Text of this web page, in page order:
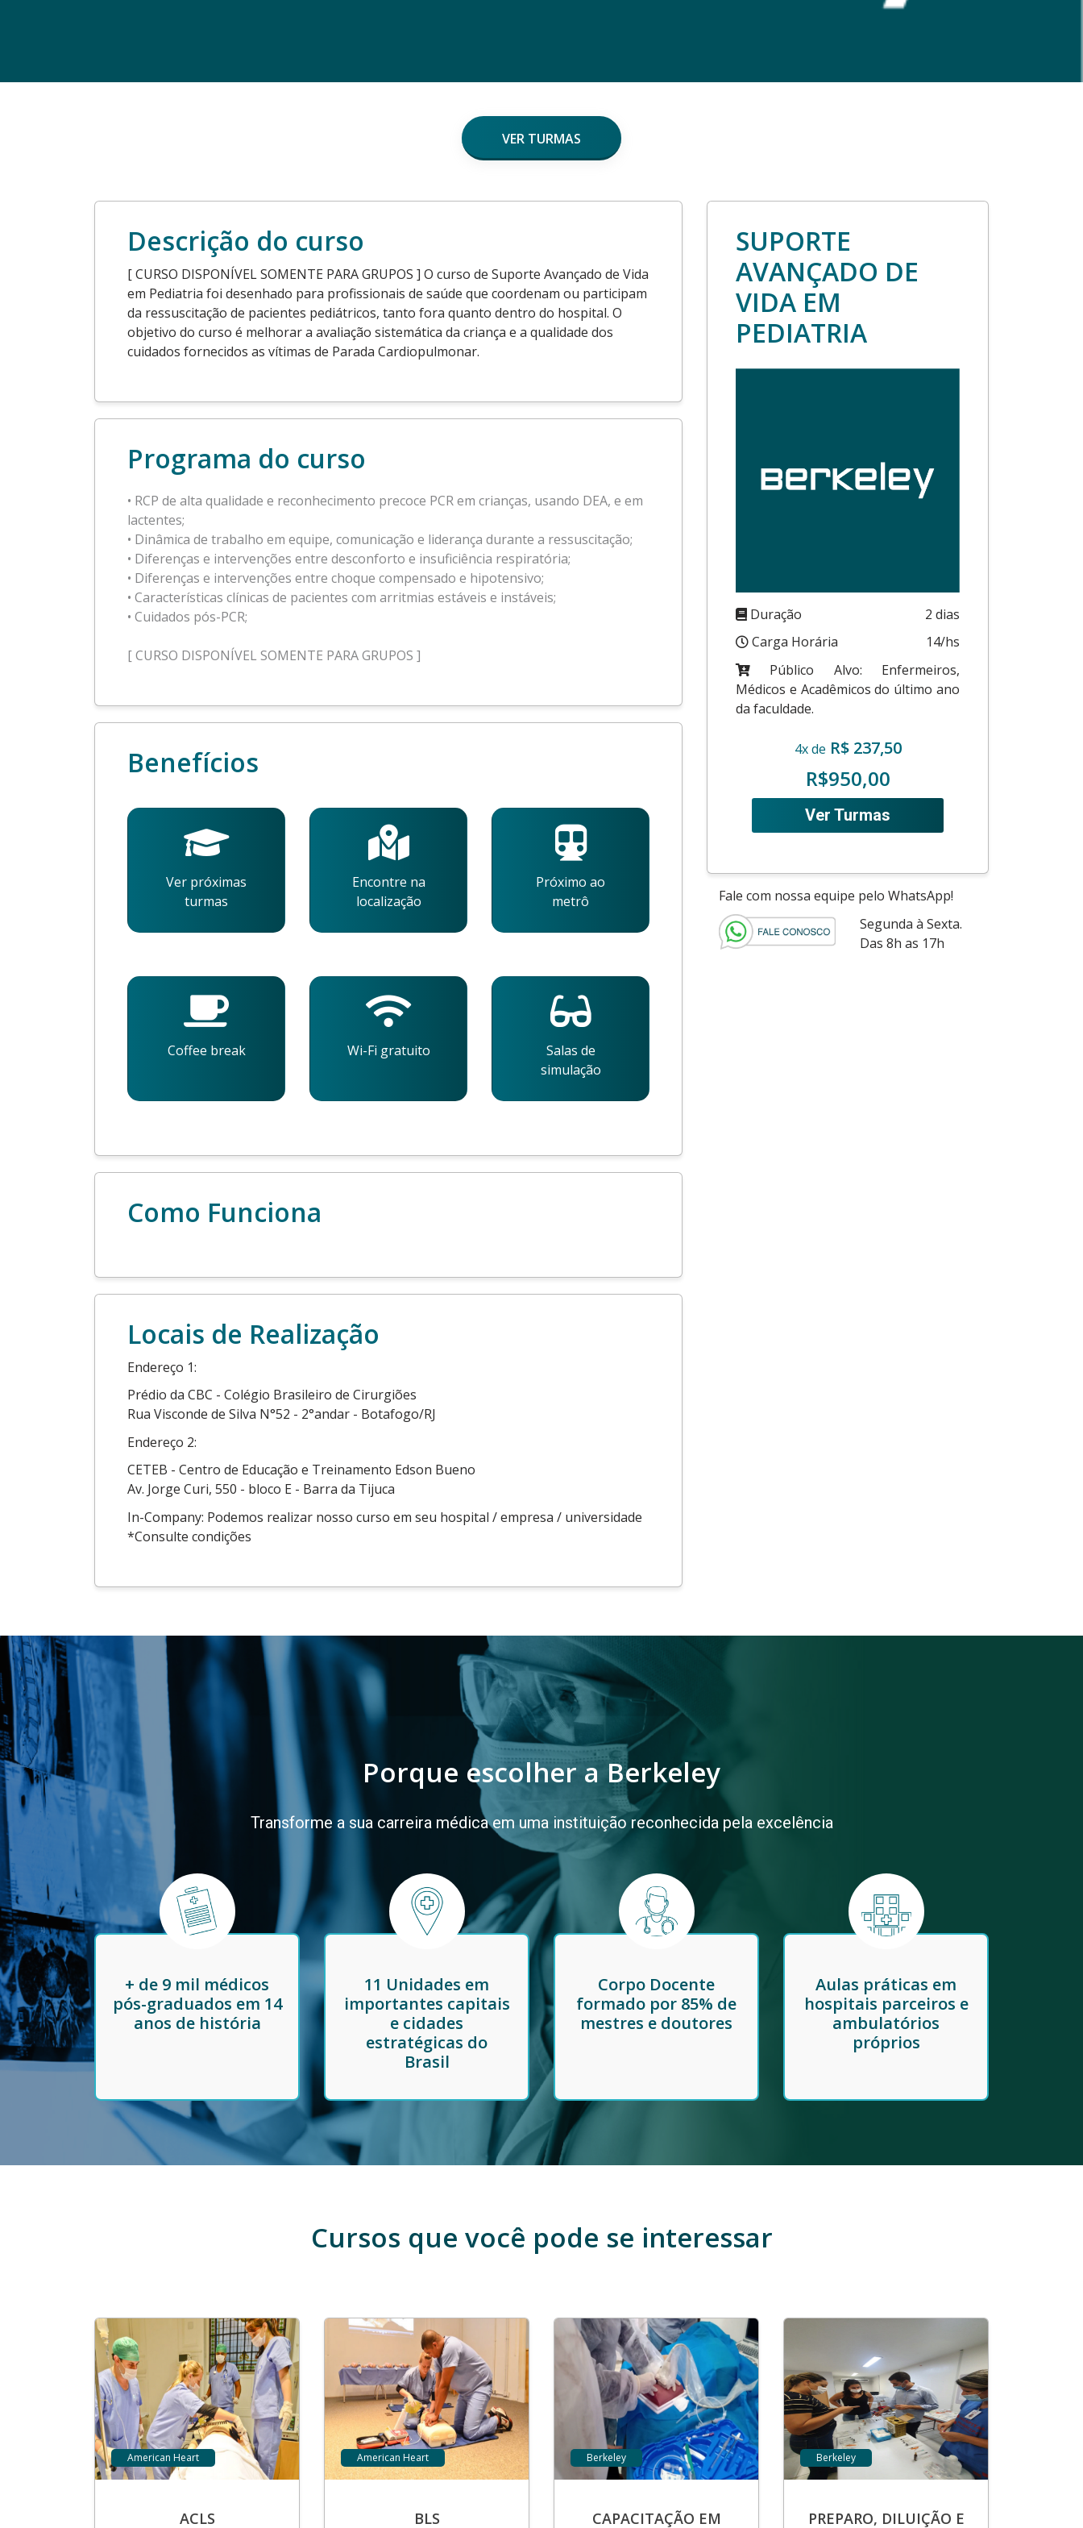
VER TURMAS
Descrição do curso
[ CURSO DISPONÍVEL SOMENTE PARA GRUPOS ] O curso de Suporte Avançado de Vida
em Pediatria foi desenhado para profissionais de saúde que coordenam ou participam
da ressuscitação de pacientes pediátricos, tanto fora quanto dentro do hospital. O
objetivo do curso é melhorar a avaliação sistemática da criança e a qualidade dos
cuidados fornecidos as vítimas de Parada Cardiopulmonar.
Programa do curso
• RCP de alta qualidade e reconhecimento precoce PCR em crianças, usando DEA, e em
lactentes;
• Dinâmica de trabalho em equipe, comunicação e liderança durante a ressuscitação;
• Diferenças e intervenções entre desconforto e insuficiência respiratória;
• Diferenças e intervenções entre choque compensado e hipotensivo;
• Características clínicas de pacientes com arritmias estáveis e instáveis;
• Cuidados pós-PCR;
[ CURSO DISPONÍVEL SOMENTE PARA GRUPOS ]
Benefícios
Ver próximas
turmas
Encontre na
localização
Próximo ao
metrô
Coffee break Wi-Fi gratuito
Salas de
simulação
Como Funciona
Locais de Realização
Endereço 1:
Prédio da CBC - Colégio Brasileiro de Cirurgiões
Rua Visconde de Silva N°52 - 2°andar - Botafogo/RJ
Endereço 2:
CETEB - Centro de Educação e Treinamento Edson Bueno
Av. Jorge Curi, 550 - bloco E - Barra da Tijuca
In-Company: Podemos realizar nosso curso em seu hospital / empresa / universidade
*Consulte condições
SUPORTE
AVANÇADO DE
VIDA EM
PEDIATRIA
Duração
2 dias
Carga Horária
14/hs
Público Alvo: Enfermeiros,
Médicos e Acadêmicos do último ano
da faculdade.
4x de R$ 237,50
R$950,00
Ver Turmas
Fale com nossa equipe pelo WhatsApp!
Segunda à Sexta.
Das 8h as 17h
Porque escolher a Berkeley
Transforme a sua carreira médica em uma instituição reconhecida pela excelência
+ de 9 mil médicos
pós-graduados em 14
anos de história
11 Unidades em
importantes capitais
e cidades
estratégicas do
Brasil
Corpo Docente
formado por 85% de
mestres e doutores
Aulas práticas em
hospitais parceiros e
ambulatórios
próprios
Cursos que você pode se interessar
American Heart
ACLS
American Heart
BLS
Berkeley
CAPACITAÇÃO EM
Berkeley
PREPARO, DILUIÇÃO E